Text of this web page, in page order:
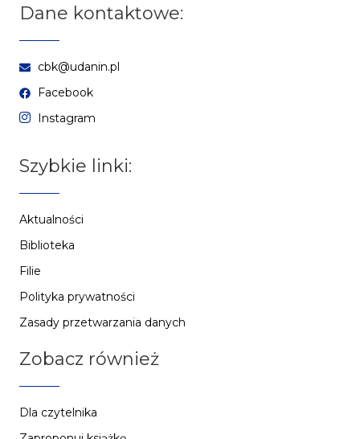
Dane kontaktowe:
cbk@udanin.pl
Facebook
Instagram
Szybkie linki:
Aktualności
Biblioteka
Filie
Polityka prywatności
Zasady przetwarzania danych
Zobacz również
Dla czytelnika